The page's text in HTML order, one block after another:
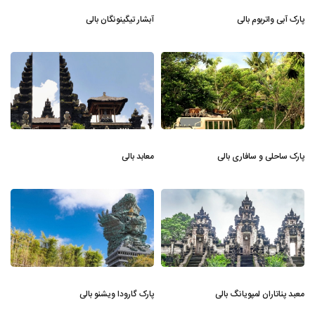
پارک آبی واتربوم بالی آبشار تیگینونگان بالی
پارک ساحلی و سافاری بالی معابد بالی
معبد پناتاران لمپویانگ بالی پارک گارودا ویشنو بالی